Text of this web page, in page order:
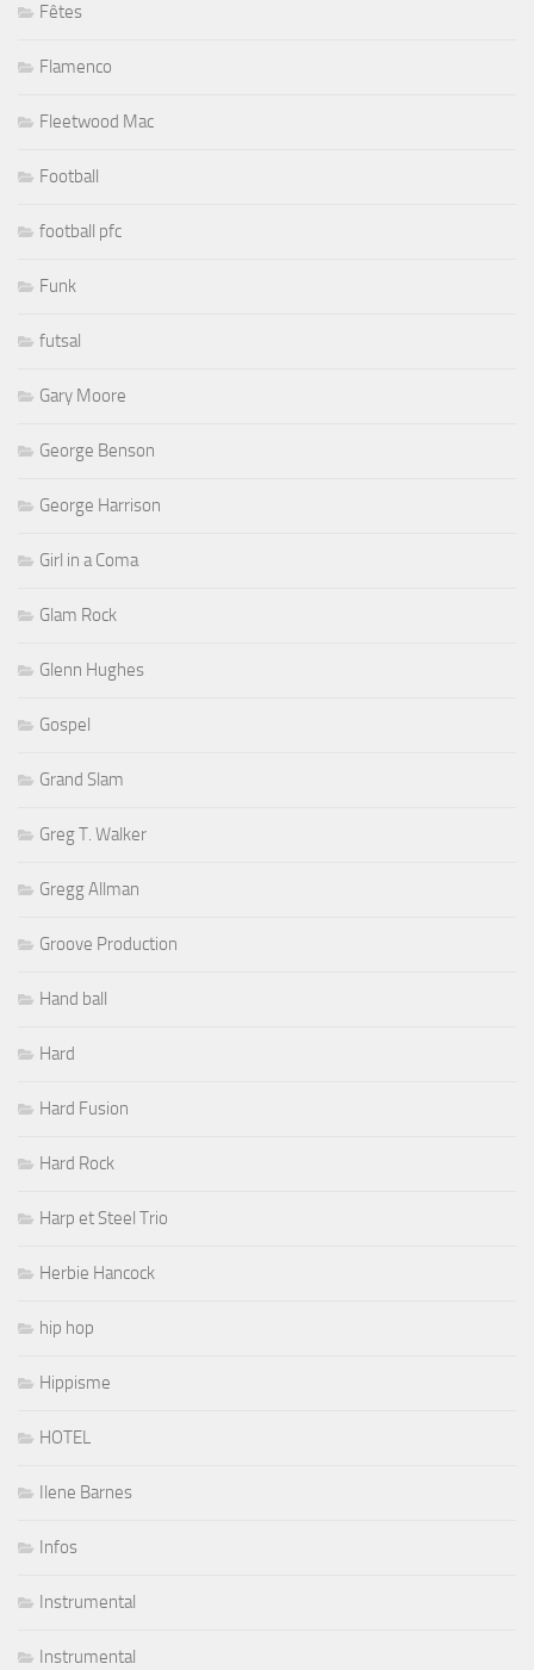
Fêtes
Flamenco
Fleetwood Mac
Football
football pfc
Funk
futsal
Gary Moore
George Benson
George Harrison
Girl in a Coma
Glam Rock
Glenn Hughes
Gospel
Grand Slam
Greg T. Walker
Gregg Allman
Groove Production
Hand ball
Hard
Hard Fusion
Hard Rock
Harp et Steel Trio
Herbie Hancock
hip hop
Hippisme
HOTEL
Ilene Barnes
Infos
Instrumental
Instrumental